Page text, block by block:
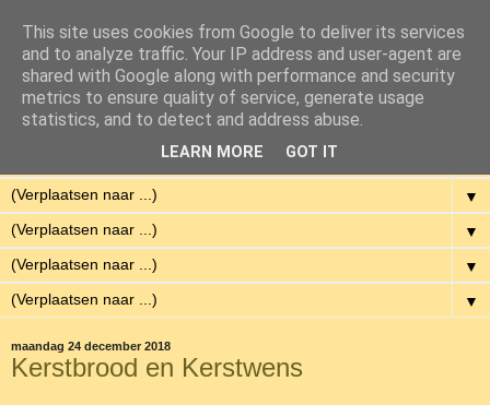
Eenvoudig Gelukkig
Met weinig middelen een hoge kwaliteit van leven hebben.
▼
▼
▼
▼
maandag 24 december 2018
Kerstbrood en Kerstwens
This site uses cookies from Google to deliver its services
and to analyze traffic. Your IP address and user-agent are
shared with Google along with performance and security
metrics to ensure quality of service, generate usage
statistics, and to detect and address abuse.
LEARN MORE GOT IT